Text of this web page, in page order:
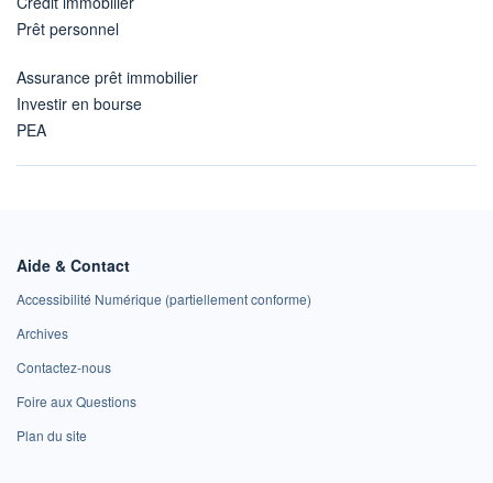
Prêt personnel
Assurance prêt immobilier
Investir en bourse
PEA
Aide & Contact
Accessibilité Numérique (partiellement conforme)
Archives
Contactez-nous
Foire aux Questions
Plan du site